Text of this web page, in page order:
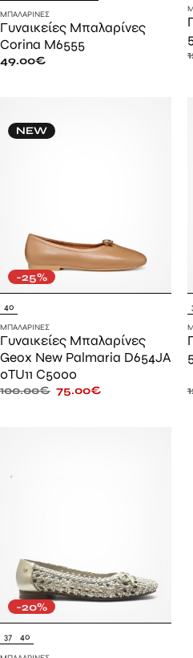
ΜΠΑΛΑΡΊΝΕΣ
Γυναικείες Μπαλαρίνες
Corina M6555
49.00€
NEW
-25%
40
ΜΠΑΛΑΡΊΝΕΣ
Γυναικείες Μπαλαρίνες
Geox New Palmaria D654JA
0TU11 C5000
100.00€ 75.00€
-20%
37 40